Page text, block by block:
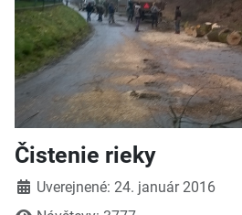
Čistenie rieky
DetailyUverejnené: 24. január 2016